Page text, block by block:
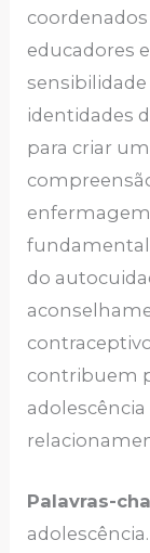
educadores
sensibilidade
identidades
para criar
fundamental
do
contribuem
Palavras-